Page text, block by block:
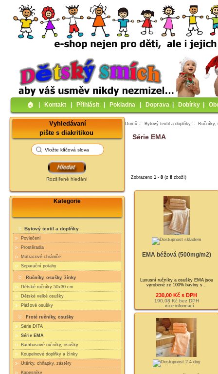
🏠︎ Kontakt Přihlásit Pokladna Doprava Dobírky
Vyhledávaní
pište s diakritikou
Rozšířené hledání
Kategorie
Bytový textil a doplňky
Povlečení
Prostěradla
Matracové chrániče
Separační potahy
Ručníky, osušky, žínky
Dětské ručníky 50x30 cm
Dětské velké osušky
Plážové osušky
Froté ručníky, osušky
Série DITA
Série EMA
Bambusové ručníky, osušky
Koupelnové doplňky a žínky
Utěrky, chňapky, zástěry
Kapesníky
Domů :: Bytový textil a doplňky :: Ručníky,
Série EMA
Zobrazeno 1 - 8(z 8zboží)
EMA béžová (500mg/m2)
Luxusní ručníky a osušky EMA jsou
vyrobené ze 100% bavlny s...
230,00 Kč s DPH
190,08 Kč bez DPH
... více informací